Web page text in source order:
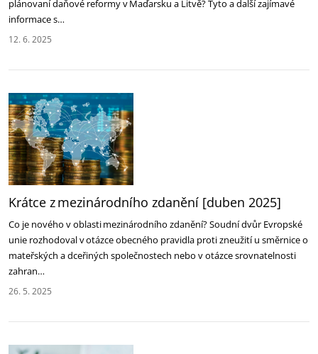
plánovaní daňové reformy v Maďarsku a Litvě? Tyto a další zajímavé
informace s…
12. 6. 2025
Krátce z mezinárodního zdanění [duben 2025]
Co je nového v oblasti mezinárodního zdanění? Soudní dvůr Evropské
unie rozhodoval v otázce obecného pravidla proti zneužití u směrnice o
mateřských a dceřiných společnostech nebo v otázce srovnatelnosti
zahran…
26. 5. 2025